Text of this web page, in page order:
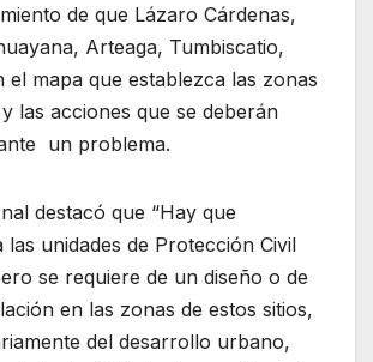
de que Lázaro Cárdenas,
Arteaga, Tumbiscatio,
el mapa que establezca las zonas
las acciones que se deberán
un problema.
destacó que “Hay que
las unidades de Protección Civil
se requiere de un diseño o de
en las zonas de estos sitios,
del desarrollo urbano,